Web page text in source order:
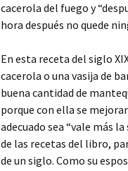
cacerola del fuego y
hora después no quede
En esta receta del siglo
cacerola o una vasija de
buena cantidad de
porque con ella se
adecuado sea “vale más
de las recetas del libro,
de un siglo. Como su